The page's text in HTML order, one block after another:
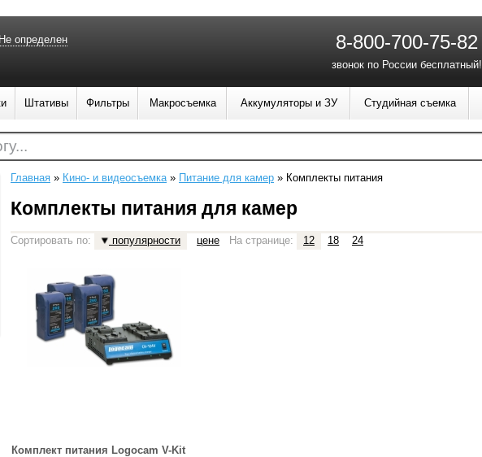
Главная » Кино- и видеосъемка» Питание для камер » Комплекты питания
Комплекты питания для камер
Сортировать по: популярности цене На странице: 12 18 24
Комплект питания Logocam V-Kit
Не определен 8-800-700-75-82
звонок по России бесплатный!
Штативы Фильтры Макросъемка Аккумуляторы и ЗУ Студийная съемка